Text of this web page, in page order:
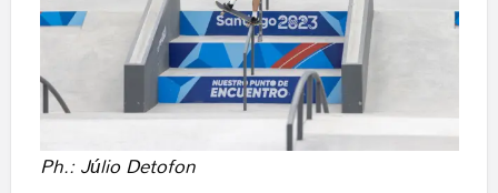
Ph.: Júlio Detofon